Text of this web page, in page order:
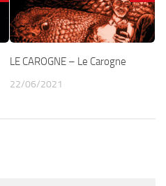
LE CAROGNE – Le Carogne
22/06/2021